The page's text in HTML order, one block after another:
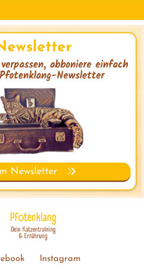
abboniere einfach
Newsletter
Newsletter
Instagram